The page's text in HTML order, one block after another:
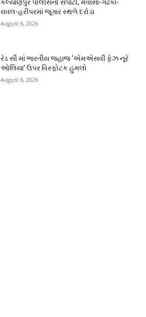
કલ્યાણપુર પોલીસનો સપાટો, મેવાસા-ગઢકા-
રાવલ-હરીપરમાં જૂગાર સ્થળે દરોડા
August 6, 2026
રેડ સી માં ભારતીય જહાજ ‘એમએસવી ફેઝ નૂરે
ઓલિયા’ ઉપર વિસ્ફોટક હુમલો
August 6, 2026